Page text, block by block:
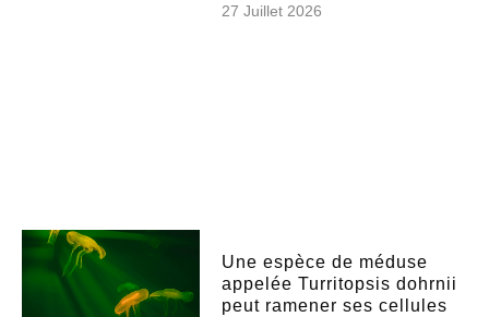
27 Juillet 2026
Une espèce de méduse
appelée Turritopsis dohrnii
peut ramener ses cellules